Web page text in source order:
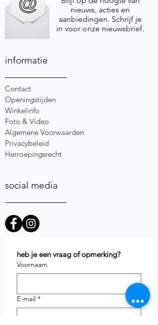
nieuws, acties en
aanbiedingen. Schrijf je
in voor onze nieuwsbrief.
informatie
Contact
Openingstijden
Winkelinfo
Foto & Video
Algemene Voorwaarden
Privacybeleid
Herroepingsrecht
social media
heb je een vraag of opmerking?
Voornaam
E-mail *